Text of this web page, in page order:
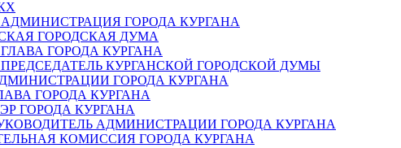
ГОРОДА КУРГАНА
ГОРОДСКАЯ ДУМА
ГОРОДА КУРГАНА
КУРГАНСКОЙ ГОРОДСКОЙ ДУМЫ
ГОРОДА КУРГАНА
ГОРОДА КУРГАНА
ГОРОДА КУРГАНА
АДМИНИСТРАЦИИ ГОРОДА КУРГАНА
КОМИССИЯ ГОРОДА КУРГАНА